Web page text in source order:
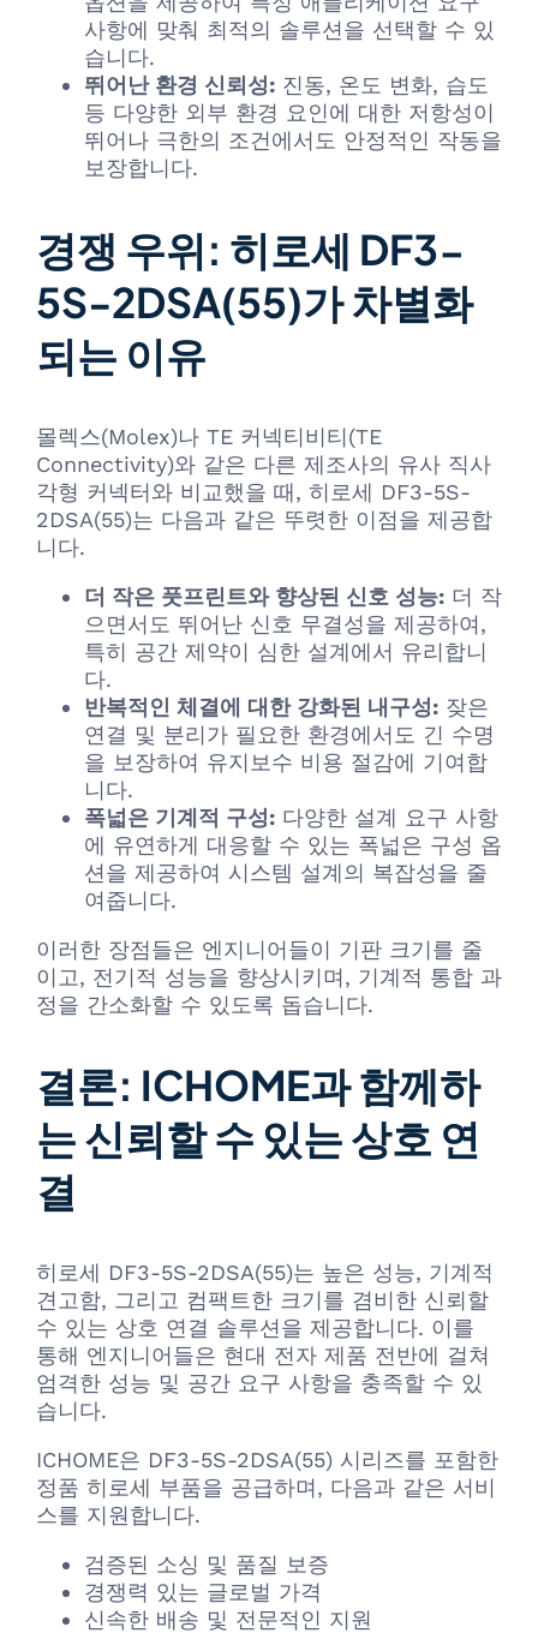
사항에 맞춰 최적의 솔루션을 선택할 수 있
습니다.
뛰어난 환경 신뢰성: 진동, 온도 변화, 습도
등 다양한 외부 환경 요인에 대한 저항성이
뛰어나 극한의 조건에서도 안정적인 작동을
보장합니다.
경쟁 우위: 히로세 DF3-
5S-2DSA(55)가 차별화
되는 이유
몰렉스(Molex)나 TE 커넥티비티(TE
Connectivity)와 같은 다른 제조사의 유사 직사
각형 커넥터와 비교했을 때, 히로세 DF3-5S-
2DSA(55)는 다음과 같은 뚜렷한 이점을 제공합
니다.
더 작은 풋프린트와 향상된 신호 성능: 더 작
으면서도 뛰어난 신호 무결성을 제공하여,
특히 공간 제약이 심한 설계에서 유리합니
다.
반복적인 체결에 대한 강화된 내구성: 잦은
연결 및 분리가 필요한 환경에서도 긴 수명
을 보장하여 유지보수 비용 절감에 기여합
니다.
폭넓은 기계적 구성: 다양한 설계 요구 사항
에 유연하게 대응할 수 있는 폭넓은 구성 옵
션을 제공하여 시스템 설계의 복잡성을 줄
여줍니다.
이러한 장점들은 엔지니어들이 기판 크기를 줄
이고, 전기적 성능을 향상시키며, 기계적 통합 과
정을 간소화할 수 있도록 돕습니다.
결론: ICHOME과 함께하
는 신뢰할 수 있는 상호 연
결
히로세 DF3-5S-2DSA(55)는 높은 성능, 기계적
견고함, 그리고 컴팩트한 크기를 겸비한 신뢰할
수 있는 상호 연결 솔루션을 제공합니다. 이를
통해 엔지니어들은 현대 전자 제품 전반에 걸쳐
엄격한 성능 및 공간 요구 사항을 충족할 수 있
습니다.
ICHOME은 DF3-5S-2DSA(55) 시리즈를 포함한
정품 히로세 부품을 공급하며, 다음과 같은 서비
스를 지원합니다.
검증된 소싱 및 품질 보증
경쟁력 있는 글로벌 가격
신속한 배송 및 전문적인 지원